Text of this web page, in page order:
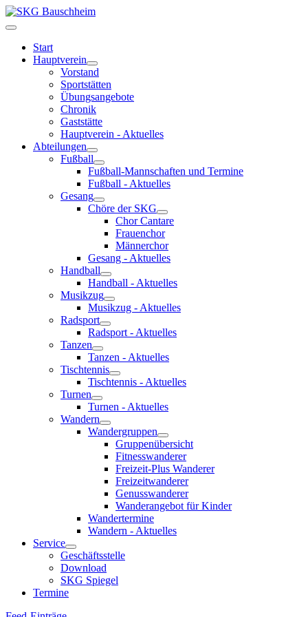
Start
Hauptverein
Vorstand
Sportstätten
Übungsangebote
Chronik
Gaststätte
Hauptverein - Aktuelles
Abteilungen
Fußball
Fußball-Mannschaften und Termine
Fußball - Aktuelles
Gesang
Chöre der SKG
Chor Cantare
Frauenchor
Männerchor
Gesang - Aktuelles
Handball
Handball - Aktuelles
Musikzug
Musikzug - Aktuelles
Radsport
Radsport - Aktuelles
Tanzen
Tanzen - Aktuelles
Tischtennis
Tischtennis - Aktuelles
Turnen
Turnen - Aktuelles
Wandern
Wandergruppen
Gruppenübersicht
Fitnesswanderer
Freizeit-Plus Wanderer
Freizeitwanderer
Genusswanderer
Wanderangebot für Kinder
Wandertermine
Wandern - Aktuelles
Service
Geschäftsstelle
Download
SKG Spiegel
Termine